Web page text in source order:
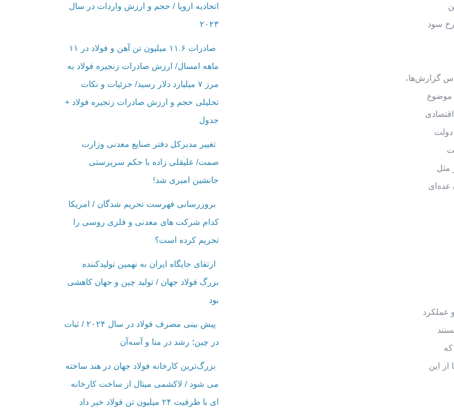
سود
گزارش‌ها،
دولت
مثل
عده‌ای
عملکرد
اتحادیه اروپا / حجم و ارزش واردات در سال
۲۰۲۳
صادرات ۱۱.۶ میلیون تن آهن و فولاد در ۱۱
ماهه امسال/ ارزش صادرات زنجیره فولاد به
مرز ۷ میلیارد دلار رسید/ جزئیات و نکات
تحلیلی حجم و ارزش صادرات زنجیره فولاد +
جدول
تغییر مدیرکل دفتر صنایع معدنی وزارت
صمت/ علیقلی زاده با حکم سرپرستی
جانشین امیری شد!
بروزرسانی فهرست تحریم شدگان / امریکا
کدام شرکت ‌های معدنی و فلزی روسی را
تحریم کرده است؟
ارتقای جایگاه ایران به نهمین تولیدکننده
بزرگ فولاد جهان / تولید چین و جهان کاهشی
بود
پیش بینی مصرف فولاد در سال ۲۰۲۴ / ثبات
در چین؛ رشد در منا و آسه‌آن
بزرگ‌ترین کارخانه فولاد جهان در هند ساخته
می شود / لاکشمی میتال از ساخت کارخانه
ای با ظرفیت ۲۴ میلیون تن فولاد خبر داد